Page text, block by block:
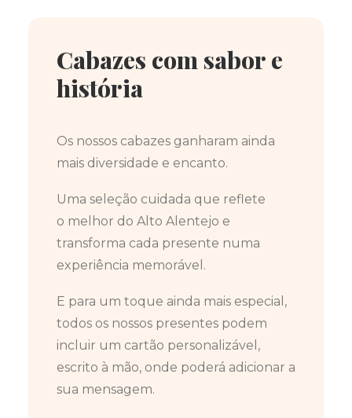
Cabazes com sabor e
história
Os nossos cabazes ganharam ainda
mais diversidade e encanto.
Uma seleção cuidada que reflete
o melhor do Alto Alentejo e
transforma cada presente numa
experiência memorável.
E para um toque ainda mais especial,
todos os nossos presentes podem
incluir um cartão personalizável,
escrito à mão, onde poderá adicionar a
sua mensagem.